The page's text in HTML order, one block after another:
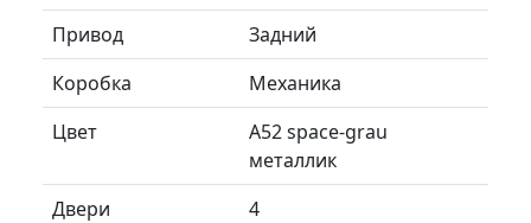
Привод
Задний
Коробка
Механика
Цвет
A52 space-grau
металлик
Двери
4